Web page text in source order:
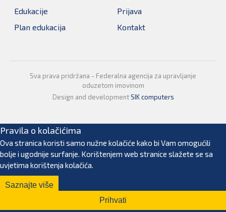
Edukacije
Plan edukacija
Prijava
Kontakt
Sva prava pridržana - Federalna agencija za upravljanje
oduzetom imovinom
Design and developmentSIK computers
Pravila o kolačićima
Ova stranica koristi samo nužne kolačiće kako bi Vam omogućili
bolje i ugodnije surfanje. Korištenjem web stranice slažete se sa
uvjetima korištenja kolačića.
Saznajte više
Prihvati